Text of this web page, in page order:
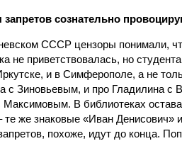
сознательно
СССР цензоры понимали,
не приветствовалась, но
и в Симферополе, а не
с Зиновьевым, и про Гладилина с
Максимовым. В библиотеках
те же знаковые «Иван Денисович»
похоже, идут до конца.